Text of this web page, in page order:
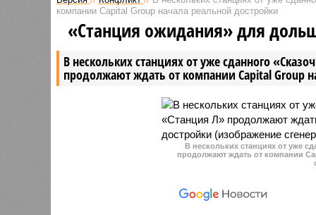
море. Движение частично
парализовано.
где
людей,
компании Capital Group начала реальной достройки
В нескольких станциях от уже сданного
продолжают ждать от компании Capital Group
«Станция ожидания» для
В нескольких станциях от уже
продолжают ждать от компании